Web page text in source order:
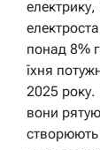
понад 8%
їхня
2025 року.
вони
створюють